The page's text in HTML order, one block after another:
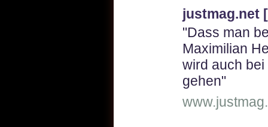
justmag.net
"Dass man
Maximilian
wird auch bei
gehen"